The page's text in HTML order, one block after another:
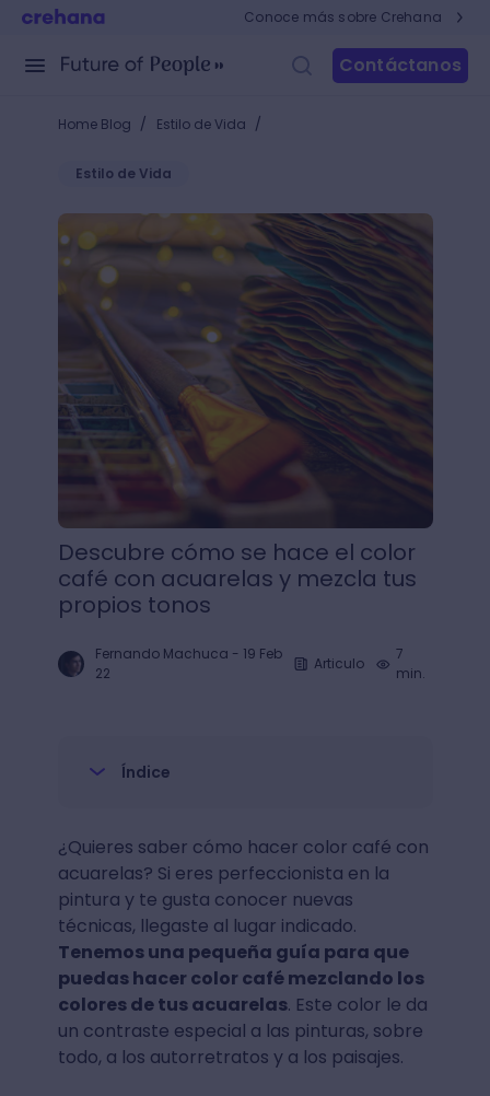
Conoce más sobre Crehana
Contáctanos
Home Blog / Estilo de Vida /
Estilo de Vida
Descubre cómo se hace el color café con
Descubre cómo se hace el color
café con acuarelas y mezcla tus
propios tonos
Fernando Machuca - 19 Feb
22
Articulo
7
min.
Índice
¿Quieres saber cómo hacer color café con
acuarelas? Si eres perfeccionista en la
pintura y te gusta conocer nuevas
técnicas, llegaste al lugar indicado.
Tenemos una pequeña guía para que
puedas hacer color café mezclando los
colores de tus acuarelas. Este color le da
un contraste especial a las pinturas, sobre
todo, a los autorretratos y a los paisajes.